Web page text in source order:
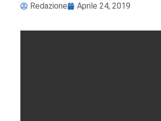
Redazione Aprile 24, 2019